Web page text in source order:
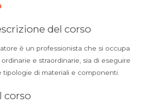
del corso
è un professionista che si occupa
e straordinarie, sia di eseguire
tipologie di materiali e componenti.
corso